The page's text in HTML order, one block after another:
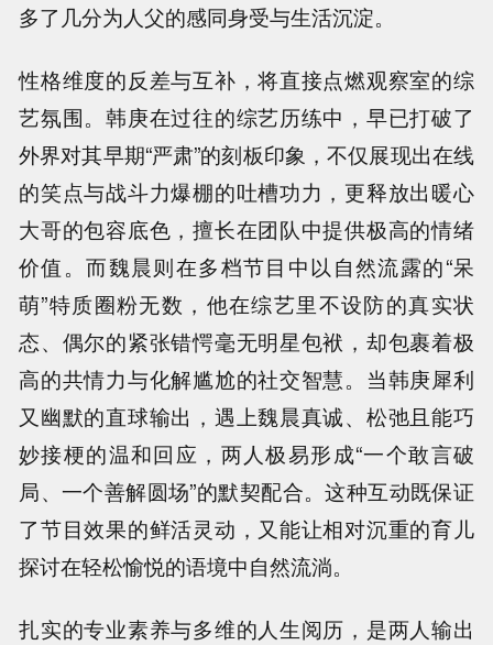
多了几分为人父的感同身受与生活沉淀。
性格维度的反差与互补，将直接点燃观察室的综
艺氛围。韩庚在过往的综艺历练中，早已打破了
外界对其早期“严肃”的刻板印象，不仅展现出在线
的笑点与战斗力爆棚的吐槽功力，更释放出暖心
大哥的包容底色，擅长在团队中提供极高的情绪
价值。而魏晨则在多档节目中以自然流露的“呆
萌”特质圈粉无数，他在综艺里不设防的真实状
态、偶尔的紧张错愕毫无明星包袱，却包裹着极
高的共情力与化解尴尬的社交智慧。当韩庚犀利
又幽默的直球输出，遇上魏晨真诚、松弛且能巧
妙接梗的温和回应，两人极易形成“一个敢言破
局、一个善解圆场”的默契配合。这种互动既保证
了节目效果的鲜活灵动，又能让相对沉重的育儿
探讨在轻松愉悦的语境中自然流淌。
扎实的专业素养与多维的人生阅历，是两人输出